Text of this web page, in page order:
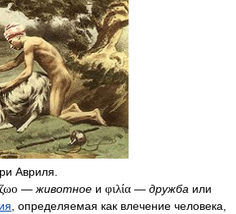
Авриля.
ζωο — животное и φιλία — дружба или
, определяемая как влечение человека,